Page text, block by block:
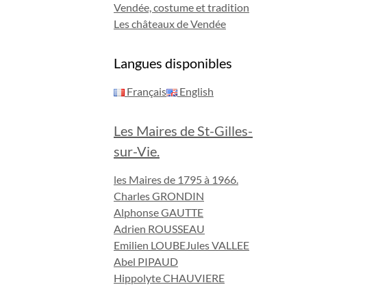
Vendée, costume et tradition
Les châteaux de Vendée
Langues disponibles
Français English
Les Maires de St-Gilles-
sur-Vie.
les Maires de 1795 à 1966.
Charles GRONDIN
Alphonse GAUTTE
Adrien ROUSSEAU
Emilien LOUBEJules VALLEE
Abel PIPAUD
Hippolyte CHAUVIERE